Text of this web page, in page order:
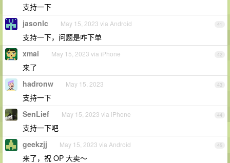
支持一下
41
jasonlc May 15, 2023 via Android
支持一下，问题是咋下单
42
xmai May 15, 2023 via iPhone
来了
43
hadronw May 15, 2023
支持一下
44
SenLief May 15, 2023 via iPhone
支持一下吧
45
geekzjj May 15, 2023 via Android
来了，祝 OP 大卖～